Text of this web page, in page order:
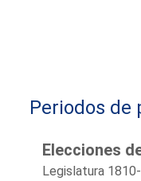
Periodos de
Elecciones
Legislatura